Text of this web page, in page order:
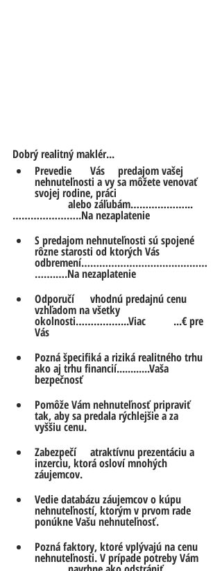
Dobrý realitný maklér...
Prevedie	Vás 	predajom vašej
nehnuteľnosti a vy sa môžete venovať
svojej rodine, práci
		alebo záľubám………………...
S predajom nehnuteľnosti sú spojené
rôzne starosti od ktorých Vás
odbremení……………………………………
…….….Na nezaplatenie
Odporučí 	vhodnú predajnú cenu
vzhľadom na všetky
okolnosti……………...Viac 	...€ pre
Vás
Pozná špecifiká a riziká realitného trhu
ako aj trhu financií............Vaša
bezpečnosť
Pomôže Vám nehnuteľnosť pripraviť
tak, aby sa predala rýchlejšie a za
vyššiu cenu.
Zabezpečí	atraktívnu prezentáciu a
inzerciu, ktorá osloví mnohých
záujemcov.
Vedie databázu záujemcov o kúpu
nehnuteľností, ktorým v prvom rade
ponúkne Vašu nehnuteľnosť.
Pozná faktory, ktoré vplývajú na cenu
nehnuteľnosti. V prípade potreby Vám